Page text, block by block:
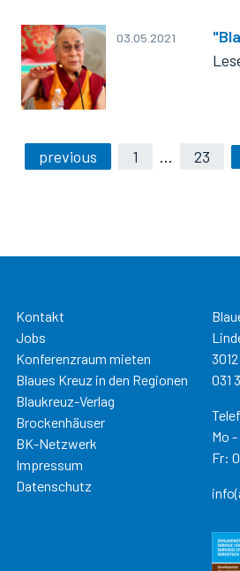
03.05.2021
previous 1 … 23
Kontakt
Jobs
Konferenzraum mieten
Blaues Kreuz in den Regionen
Blaukreuz-Verlag
Brockenhäuser
BK-Netzwerk
Impressum
Datenschutz
031
Mo
Fr: